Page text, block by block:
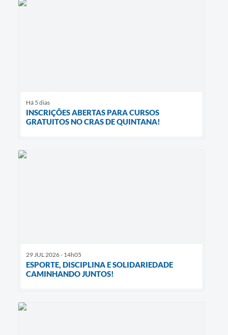
Há 5 dias
INSCRIÇÕES ABERTAS PARA CURSOS
GRATUITOS NO CRAS DE QUINTANA!
29 JUL 2026 - 14h05
ESPORTE, DISCIPLINA E SOLIDARIEDADE
CAMINHANDO JUNTOS!